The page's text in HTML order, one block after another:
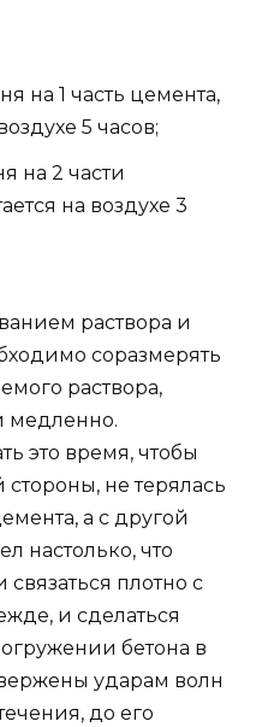
на 1 часть цемента,
5 часов;
на 2 части
на воздухе 3
раствора и
соразмерять
раствора,
медленно.
это время, чтобы
не терялась
а с другой
настолько, что
плотно с
и сделаться
бетона в
ударам волн
до его